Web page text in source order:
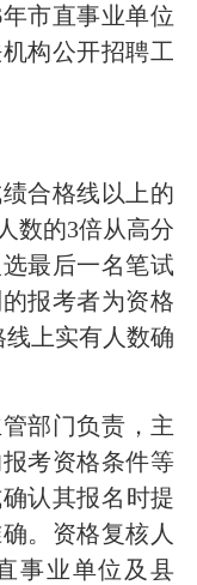
年市直事业单位
构公开招聘工
合格线以上的
数的3倍从高分
最后一名笔试
报考者为资格
上实有人数确
部门负责 ，主
考资格条件等
确认其报名时提
。资格复核人
事业单位及县